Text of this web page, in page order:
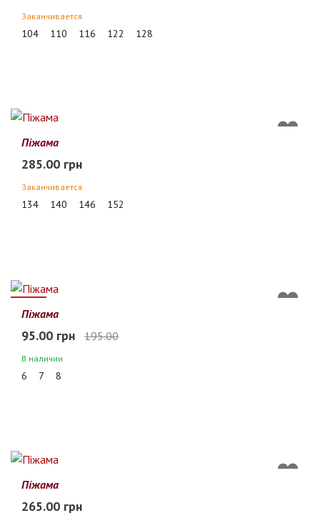
Заканчивается
104 110 116 122 128
Піжама
285.00 грн
Заканчивается
134 140 146 152
51%
Піжама
95.00 грн 195.00
В наличии
6 7 8
Піжама
265.00 грн